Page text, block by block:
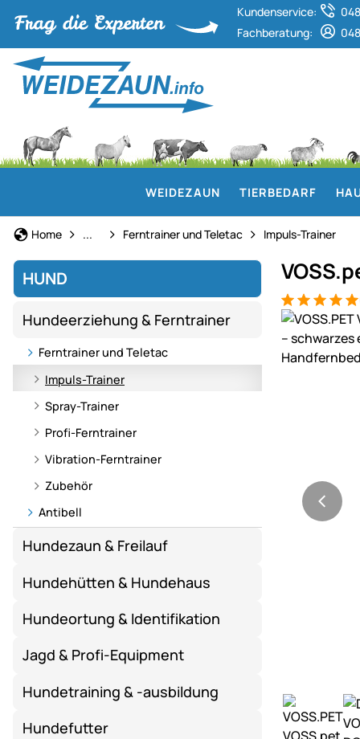
Kundenservice:
Fachberatung:
WEIDEZAUN TIERBEDARF
Home Hundeerziehung & Ferntrainer
... Ferntrainer und Teletac Impuls-Trainer
HUND
Hundeerziehung & Ferntrainer
Ferntrainer und Teletac
Impuls-Trainer
Spray-Trainer
Profi-Ferntrainer
Vibration-Ferntrainer
Zubehör
Antibell
Hundezaun & Freilauf
Hundehütten & Hundehaus
Hundeortung & Identifikation
Jagd & Profi-Equipment
Hundetraining & -ausbildung
Hundefutter
Bewertung:
71